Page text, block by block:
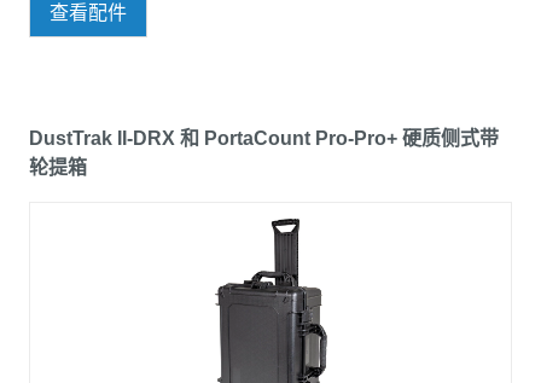
查看配件
DustTrak II-DRX 和 PortaCount Pro-Pro+ 硬质侧式带
轮提箱